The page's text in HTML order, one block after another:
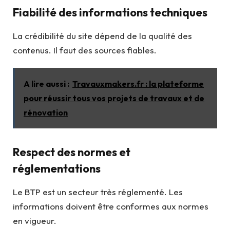
Fiabilité des informations techniques
La crédibilité du site dépend de la qualité des
contenus. Il faut des sources fiables.
A lire aussi : Travauxmakers.fr : la plateforme
pour réussir tous vos projets de travaux et de
rénovation
Respect des normes et
réglementations
Le BTP est un secteur très réglementé. Les
informations doivent être conformes aux normes
en vigueur.